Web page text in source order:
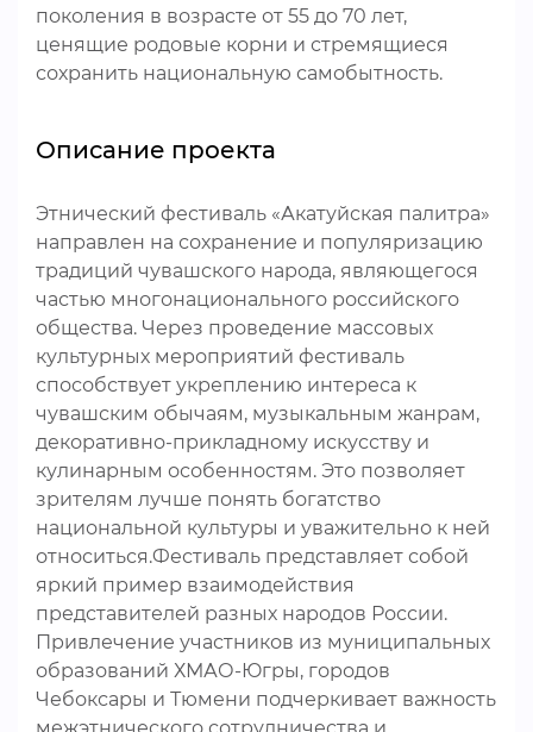
поколения в возрасте от 55 до 70 лет,
ценящие родовые корни и стремящиеся
сохранить национальную самобытность.
Описание проекта
Этнический фестиваль «Акатуйская палитра»
направлен на сохранение и популяризацию
традиций чувашского народа, являющегося
частью многонационального российского
общества. Через проведение массовых
культурных мероприятий фестиваль
способствует укреплению интереса к
чувашским обычаям, музыкальным жанрам,
декоративно-прикладному искусству и
кулинарным особенностям. Это позволяет
зрителям лучше понять богатство
национальной культуры и уважительно к ней
относиться.Фестиваль представляет собой
яркий пример взаимодействия
представителей разных народов России.
Привлечение участников из муниципальных
образований ХМАО-Югры, городов
Чебоксары и Тюмени подчеркивает важность